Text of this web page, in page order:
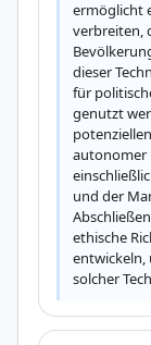
ermöglicht
verbreiten,
dieser
für
genutzt
autonomer
und der
ethische
entwickeln,
solcher